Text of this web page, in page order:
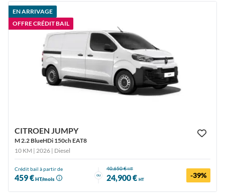
EN ARRIVAGE
OFFRE CRÉDIT BAIL
CITROEN JUMPY
M 2.2 BlueHDi 150ch EAT8
10 KM | 2026 | Diesel
Crédit bail à partir de
459 €HT/mois
ou
40,650 €HT
24,900 € HT -39%